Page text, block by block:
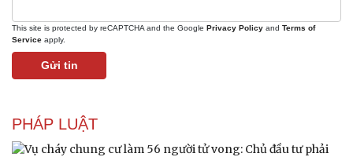
This site is protected by reCAPTCHA and the Google Privacy Policy and Terms of
Service apply.
Gửi tin
PHÁP LUẬT